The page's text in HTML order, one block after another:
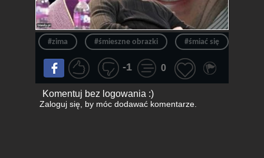
#zima #śmieszne obrazki #śmiać się
-1 0
Komentuj bez logowania :)
Zaloguj się, by móc dodawać komentarze.